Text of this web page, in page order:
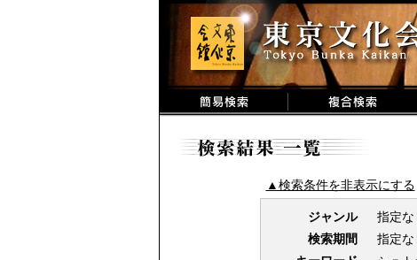
▲検索条件を非表示にする
ジャンル
指定な
検索期間
指定な